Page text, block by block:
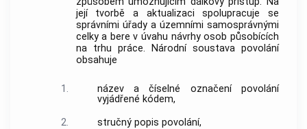
její tvorbě a aktualizaci spolupracuje se
správními úřady a územními samosprávnými
celky a bere v úvahu návrhy osob působících
na trhu práce. Národní soustava povolání
obsahuje
1. název a číselné označení povolání
vyjádřené kódem,
2.
stručný popis povolání,